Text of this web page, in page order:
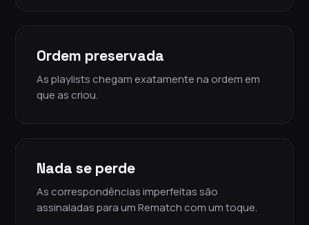
Ordem preservada
As playlists chegam exatamente na ordem em
que as criou.
Nada se perde
As correspondências imperfeitas são
assinaladas para um Rematch com um toque.